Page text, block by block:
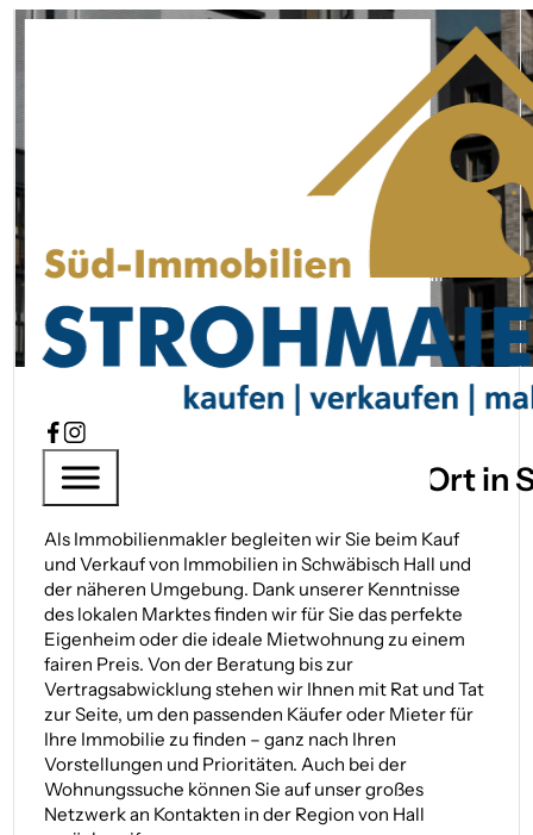
Immobilien­makler
Startseite Immobilien­makler Schwäbisch Hall
SÜD-IMMOBILIEN STROHMAIER
Ihr Immobilien­makler vor Ort in
Als Immobilienmakler begleiten wir Sie beim Kauf
und Verkauf von Immobilien in Schwäbisch Hall und
der näheren Umgebung. Dank unserer Kenntnisse
des lokalen Marktes finden wir für Sie das perfekte
Eigenheim oder die ideale Mietwohnung zu einem
fairen Preis. Von der Beratung bis zur
Vertragsabwicklung stehen wir Ihnen mit Rat und Tat
zur Seite, um den passenden Käufer oder Mieter für
Ihre Immobilie zu finden – ganz nach Ihren
Vorstellungen und Prioritäten. Auch bei der
Wohnungssuche können Sie auf unser großes
Netzwerk an Kontakten in der Region von Hall